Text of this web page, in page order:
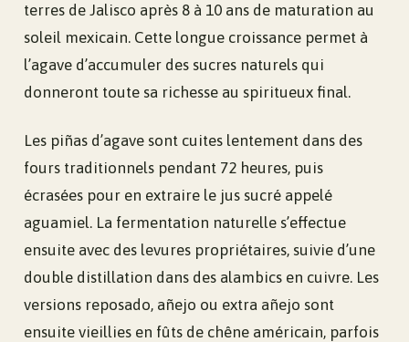
terres de Jalisco après 8 à 10 ans de maturation au
soleil mexicain. Cette longue croissance permet à
l’agave d’accumuler des sucres naturels qui
donneront toute sa richesse au spiritueux final.
Les piñas d’agave sont cuites lentement dans des
fours traditionnels pendant 72 heures, puis
écrasées pour en extraire le jus sucré appelé
aguamiel. La fermentation naturelle s’effectue
ensuite avec des levures propriétaires, suivie d’une
double distillation dans des alambics en cuivre. Les
versions reposado, añejo ou extra añejo sont
ensuite vieillies en fûts de chêne américain, parfois